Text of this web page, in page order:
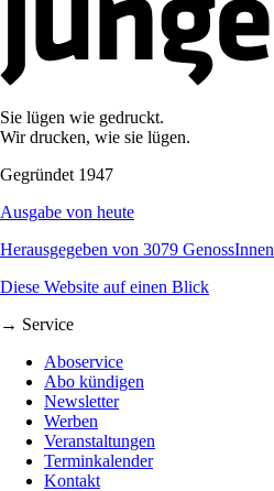
Sie lügen wie gedruckt.
Wir drucken, wie sie lügen.
Gegründet 1947
Ausgabe von heute
Herausgegeben von 3079 GenossInnen
Diese Website auf einen Blick
→ Service
Aboservice
Abo kündigen
Newsletter
Werben
Veranstaltungen
Terminkalender
Kontakt